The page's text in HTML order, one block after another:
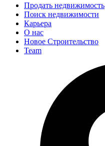
Продать недвижимость
Поиск недвижимости
Карьера
О нас
Новое Строительство
Team